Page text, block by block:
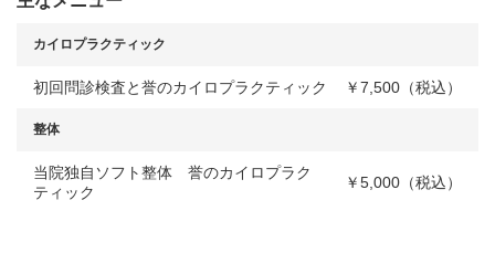
カイロプラクティック
初回問診検査と誉のカイロプラクティック ￥7,500（税込）
整体
当院独自ソフト整体 誉のカイロプラク
ティック
￥5,000（税込）